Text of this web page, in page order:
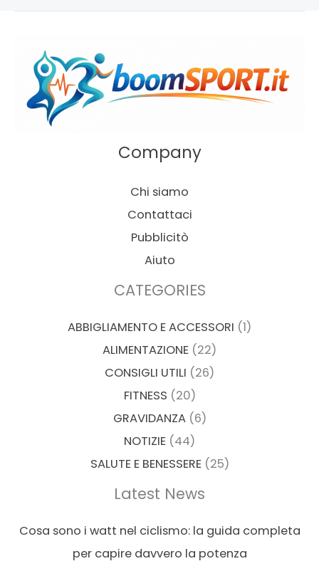
Company
Chi siamo
Contattaci
Pubblicitò
Aiuto
CATEGORIES
ABBIGLIAMENTO E ACCESSORI (1)
ALIMENTAZIONE (22)
CONSIGLI UTILI (26)
FITNESS (20)
GRAVIDANZA(6)
NOTIZIE (44)
SALUTE E BENESSERE(25)
Latest News
Cosa sono i watt nel ciclismo: la guida completa
per capire davvero la potenza